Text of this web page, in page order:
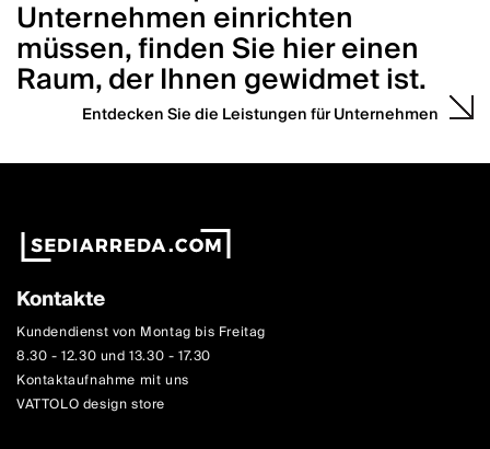
Unternehmen einrichten
müssen, finden Sie hier einen
Raum, der Ihnen gewidmet ist.
Entdecken Sie die Leistungen für Unternehmen
Kontakte
Kundendienst von Montag bis Freitag
8.30 - 12.30 und 13.30 - 17.30
Kontaktaufnahme mit uns
VATTOLO design store